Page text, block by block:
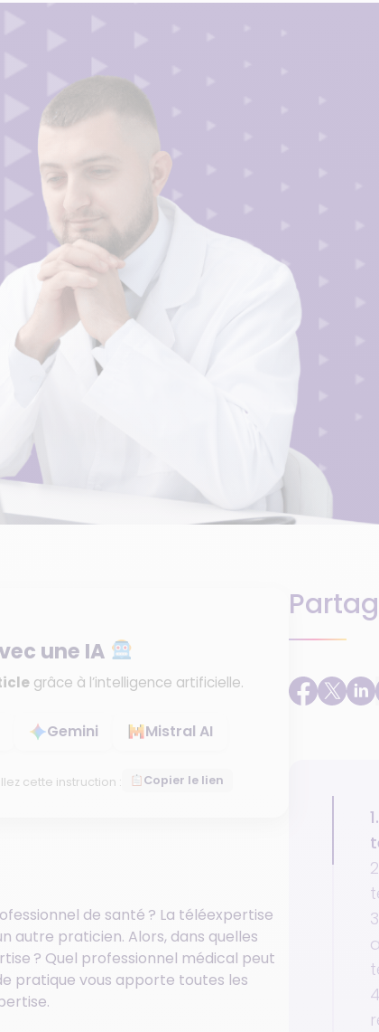
une IA
grâce à l’intelligence artificielle.
Gemini Mistral AI
cette instruction : Copier le lien
de santé ? La téléexpertise
autre praticien. Alors, dans quelles
? Quel professionnel médical peut
pratique vous apporte toutes les